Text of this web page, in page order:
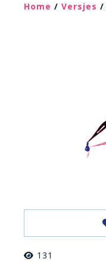
Home / Versjes /
131